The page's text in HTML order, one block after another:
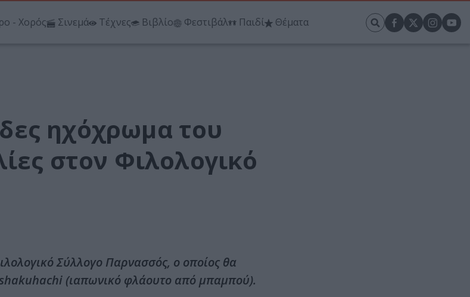
- Χορός Σινεμά Τέχνες Βιβλίο Φεστιβάλ Παιδί Θέματα
ηχόχρωμα του
στον Φιλολογικό
Σύλλογο Παρνασσός, ο οποίος θα
(ιαπωνικό φλάουτο από μπαμπού).